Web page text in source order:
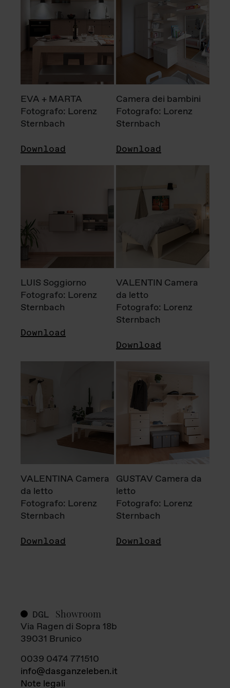
EVA + MARTA
Fotografo: Lorenz
Sternbach
Download
Camera dei bambini
Fotografo: Lorenz
Sternbach
Download
LUIS Soggiorno
Fotografo: Lorenz
Sternbach
Download
VALENTIN Camera
da letto
Fotografo: Lorenz
Sternbach
Download
VALENTINA Camera
da letto
Fotografo: Lorenz
Sternbach
Download
GUSTAV Camera da
letto
Fotografo: Lorenz
Sternbach
Download
DGL Showroom
Via Ragen di Sopra 18b
39031 Brunico
0039 0474 771510
info@dasganzeleben.it
Note legali